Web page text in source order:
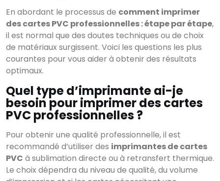
En abordant le processus de comment imprimer
des cartes PVC professionnelles : étape par étape,
il est normal que des doutes techniques ou de choix
de matériaux surgissent. Voici les questions les plus
courantes pour vous aider à obtenir des résultats
optimaux.
Quel type d’imprimante ai-je
besoin pour imprimer des cartes
PVC professionnelles ?
Pour obtenir une qualité professionnelle, il est
recommandé d’utiliser des imprimantes de cartes
PVC à sublimation directe ou à retransfert thermique.
Le choix dépendra du niveau de qualité, du volume